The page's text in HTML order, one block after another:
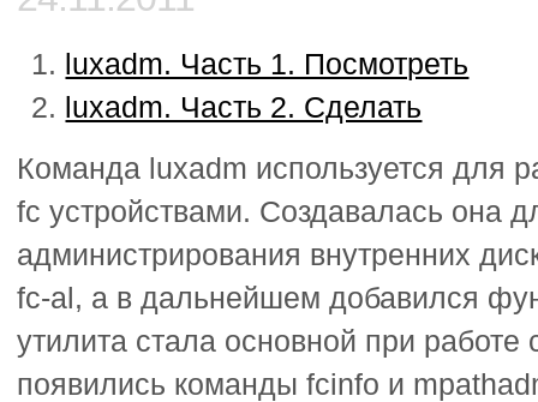
luxadm. Часть 1. Посмотреть
luxadm. Часть 2. Сделать
Команда luxadm используется для
fc устройствами. Создавалась она
администрирования внутренних
fc-al, а в дальнейшем добавился
утилита стала основной при работе
появились команды fcinfo и